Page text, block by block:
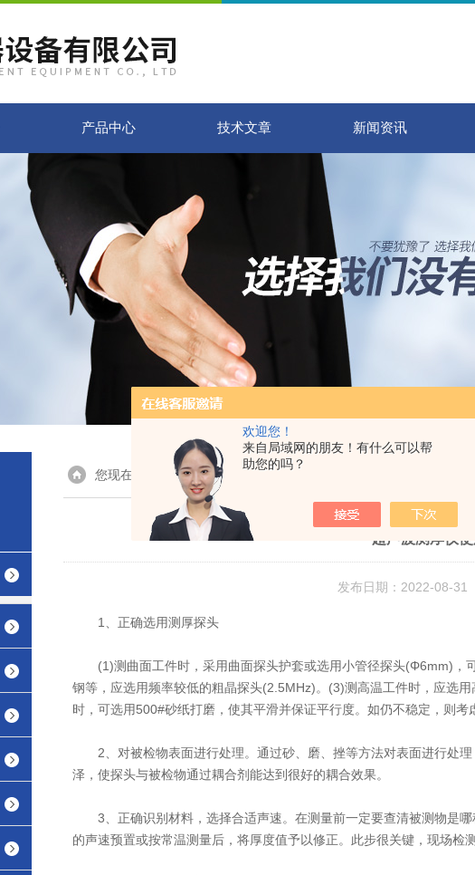
欢迎您！
来自局域网的朋友！有什么可以帮
助您的吗？
产品中心 技术文章 新闻资讯
您现在的位置：首页> 技术文章 > 超声波测厚仪使用方法及选择
超声波测厚仪
发布日期：2022-08-
1、正确选用测厚探头
(1)测曲面工件时，采用曲面探头护套或选用小管径探头(Φ6mm)，
钢等，应选用频率较低的粗晶探头(2.5MHz)。(3)测高温工件时，应选
时，可选用500#砂纸打磨，使其平滑并保证平行度。如仍不稳定，则考
2、对被检物表面进行处理。通过砂、磨、挫等方法对表面进行处理
泽，使探头与被检物通过耦合剂能达到很好的耦合效果。
3、正确识别材料，选择合适声速。在测量前一定要查清被测物是哪
的声速预置或按常温测量后，将厚度值予以修正。此步很关键，现场检